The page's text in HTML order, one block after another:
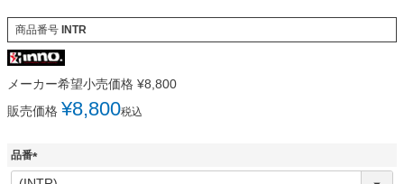
商品番号 INTR
メーカー希望小売価格 ¥8,800
販売価格 ¥8,800税込
品番
(